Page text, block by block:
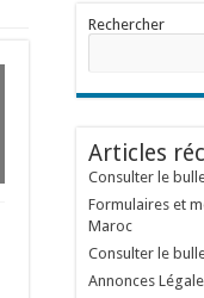
Rechercher
Articles
Consulter le
Formulaires et
Maroc
Consulter le
Annonces